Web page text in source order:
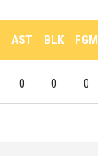
AST BLK FGM
0 0 0